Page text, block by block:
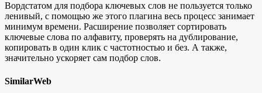
Вордстатом для подбора ключевых слов не пользуется только
ленивый, с помощью же этого плагина весь процесс занимает
минимум времени. Расширение позволяет сортировать
ключевые слова по алфавиту, проверять на дублирование,
копировать в один клик с частотностью и без. А также,
значительно ускоряет сам подбор слов.
SimilarWeb